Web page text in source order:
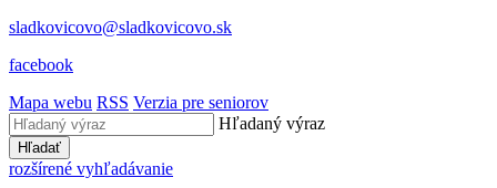
sladkovicovo@sladkovicovo.sk
facebook
Mapa webu RSS Verzia pre seniorov
Hľadaný výraz
Hľadať
rozšírené vyhľadávanie